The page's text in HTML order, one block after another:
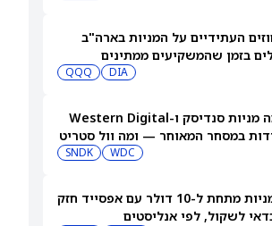
העתידיים על המניות בארה"ב
בזמן שהמשקיעים ממתינים
DIA
QQQ
למה מניות סנדיסק ו-Western Digital
במסחר המאוחר — ומה וול סטריט
WDC
SNDK
3 מניות מתחת ל-10 דולר עם אפסייד חזק
לשקול, לפי אנליסטים